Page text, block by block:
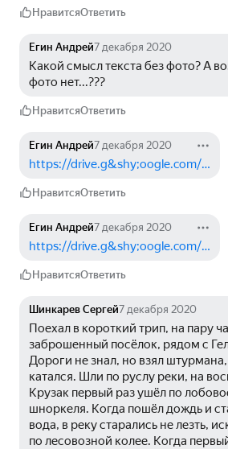
НравитсяОтветить
Егин Андрей7 декабря 2020
Какой смысл текста без фото? А
фото нет...???
НравитсяОтветить
Егин Андрей7 декабря 2020
https://drive.g&shy;oogle.com/…
НравитсяОтветить
Егин Андрей7 декабря 2020
https://drive.g&shy;oogle.com/…
НравитсяОтветить
Шинкарев Сергей7 декабря 2020
Поехал в короткий трип, на пару
заброшенный посёлок, рядом с
Дороги не знал, но взял
катался. Шли по руслу реки, на
Крузак первый раз ушёл по
шноркеля. Когда пошёл дождь и
вода, в реку старались не лезть,
по лесовозной колее. Когда